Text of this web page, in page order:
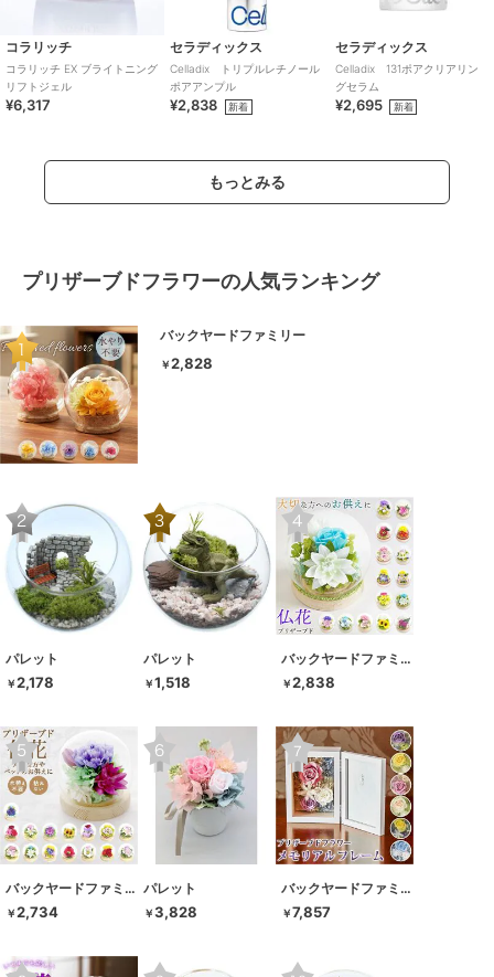
コラリッチ
コラリッチ EX ブライトニング
リフトジェル
¥6,317
セラディックス
Celladix トリプルレチノール
ポアアンプル
¥2,838 新着
セラディックス
Celladix 131ポアクリアリン
グセラム
¥2,695 新着
もっとみる
プリザーブドフラワーの人気ランキング
バックヤードファミリー
￥2,828
パレット
￥2,178
パレット
￥1,518
バックヤードファミリー
￥2,838
バックヤードファミリー
￥2,734
パレット
￥3,828
バックヤードファミリー
￥7,857